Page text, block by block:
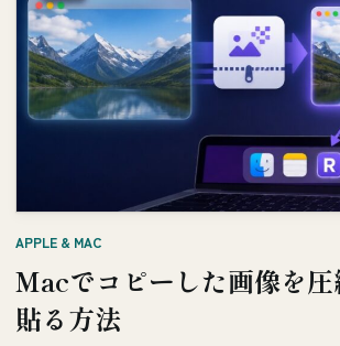
APPLE & MAC
Macでコピーした画像を圧
貼る方法